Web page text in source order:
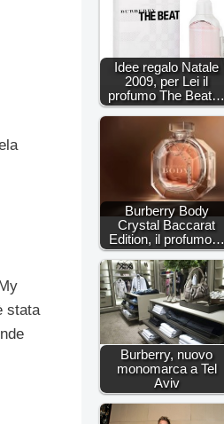
stata
Idee regalo Natale
2009, per Lei il
profumo The Beat…
Burberry Body
Crystal Baccarat
Edition, il profumo…
Burberry, nuovo
monomarca a Tel
Aviv